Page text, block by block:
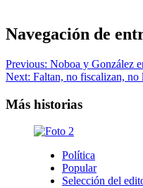
Navegación de
Previous: Noboa y González
Next: Faltan, no fiscalizan, no
Más historias
Política
Popular
Selección del